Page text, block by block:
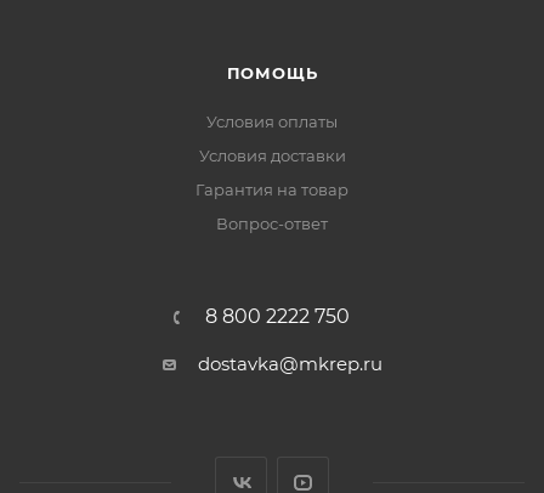
ПОМОЩЬ
Условия оплаты
Условия доставки
Гарантия на товар
Вопрос-ответ
8 800 2222 750
dostavka@mkrep.ru